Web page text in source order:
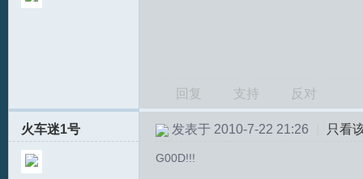
回复 支持 反对
火车迷1号 发表于 2010-7-22 21:26 只看
G00D!!!